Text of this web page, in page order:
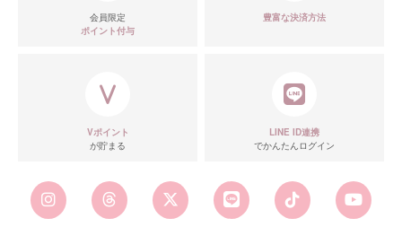
会員限定
ポイント付与
豊富な決済方法
Vポイント
が貯まる
LINE ID連携
でかんたんログイン